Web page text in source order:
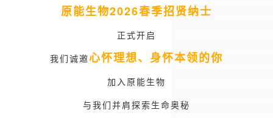
原能生物2026春季招贤纳士
正式开启
我们诚邀心怀理想、身怀本领的你
加入原能生物
与我们并肩探索生命奥秘